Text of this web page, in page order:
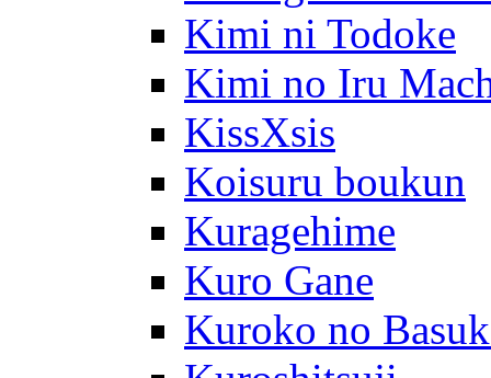
Kimi ni Todoke
Kimi no Iru
KissXsis
Koisuru boukun
Kuragehime
Kuro Gane
Kuroko no